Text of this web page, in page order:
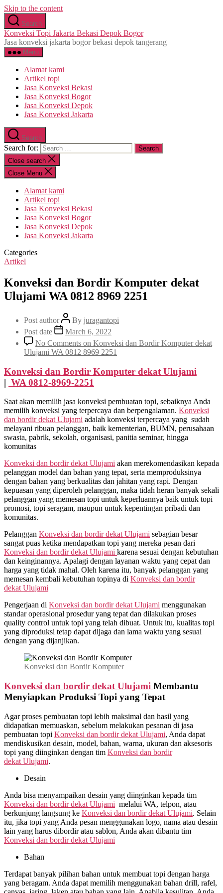
Skip to the content
Search
Konveksi Topi Jakarta Bekasi Depok Bogor
Jasa konveksi jakarta bogor bekasi depok tangerang
Menu
Alamat kami
Artikel topi
Jasa Konveksi Bekasi
Jasa Konveksi Bogor
Jasa Konveksi Depok
Jasa Konveksi Jakarta
Search
Search for:
Close search
Close Menu
Alamat kami
Artikel topi
Jasa Konveksi Bekasi
Jasa Konveksi Bogor
Jasa Konveksi Depok
Jasa Konveksi Jakarta
Categories
Artikel
Konveksi dan Bordir Komputer dekat
Ulujami WA 0812 8969 2251
Post author By juragantopi
Post date
March 6, 2022
No Comments on Konveksi dan Bordir Komputer dekat
Ulujami WA 0812 8969 2251
Konveksi dan Bordir Komputer dekat Ulujami
| WA 0812-8969-2251
Saat akan memilih jasa konveksi pembuatan topi, sebaiknya Anda
memilih konveksi yang terpercaya dan berpengalaman. Konveksi
dan bordir dekat Ulujami adalah konveksi terpercaya yang sudah
melayani ribuan pelanggan, baik kementerian, BUMN, perusahaan
swasta, pabrik, sekolah, organisasi, panitia seminar, hingga
komunitas
Konveksi dan bordir dekat Ulujami akan merekomendasikan kepada
pelanggan model dan bahan yang tepat, serta memproduksinya
dengan bahan yang berkualitas dan jahitan yang rapi. Dengan
kepuasan yang diperoleh pelanggan, maka tidah heran banyak sekali
pelanggan yang memesan topi untuk keperluannya baik untuk topi
promosi, topi seragam, maupun untuk kepentingan pribadi dan
komunitas.
Pelanggan Konveksi dan bordir dekat Ulujami sebagian besar
sangat puas ketika mendapatkan topi yang mereka pesan dari
Konveksi dan bordir dekat Ulujami karena sesuai dengan kebutuhan
dan keinginannya. Apalagi dengan layanan waktu yang cepat dan
harga yang tidak mahal. Oleh karena itu, banyak pelanggan yang
memesan kembali kebutuhan topinya di Konveksi dan bordir
dekat Ulujami
Pengerjaan di Konveksi dan bordir dekat Ulujami menggunakan
standar operasional prosedur yang tepat dan dilakukan proses
quality control untuk topi yang telah dibuat. Untuk itu, kualitas topi
yang diproduksi tetap dapat dijaga dan lama waktu yang sesuai
dengan yang dijanjikan.
Konveksi dan Bordir Komputer
Konveksi dan bordir dekat Ulujami Membantu
Menyiapkan Produksi Topi yang Tepat
Agar proses pembuatan topi lebih maksimal dan hasil yang
didapatkan memuaskan, sebelum melakukan pesanan di jasa
pembuatan topi Konveksi dan bordir dekat Ulujami, Anda dapat
mendiskusikan desain, model, bahan, warna, ukuran dan aksesoris
topi yang diinginkan dengan tim Konveksi dan bordir
dekat Ulujami.
Desain
Anda bisa menyampaikan desain yang diinginkan kepada tim
Konveksi dan bordir dekat Ulujami melalui WA, telpon, atau
berkunjung langsung ke Konveksi dan bordir dekat Ulujami. Selain
itu, jika topi yang Anda pesan menggunakan logo, nama atau desain
lain yang harus dibordir atau sablon, Anda akan dibantu tim
Konveksi dan bordir dekat Ulujami
Bahan
Terdapat banyak pilihan bahan untuk membuat topi dengan harga
yang beragam. Anda dapat memilih menggunakan bahan drill, rafel,